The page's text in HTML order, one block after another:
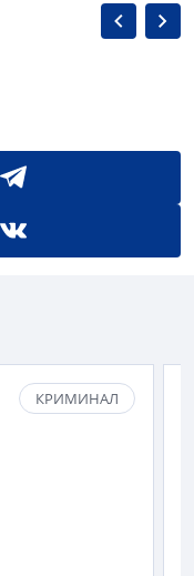
КРИМИНАЛ